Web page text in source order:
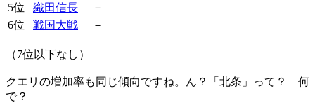
5位
織田信長
－
6位
戦国大戦 －
（7位以下なし）
クエリの増加率も同じ傾向ですね。ん？「北条」って？ 何
で？